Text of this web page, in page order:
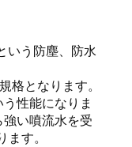
いう防塵、防水
格となります。
性能になりま
い噴流水を受
す。